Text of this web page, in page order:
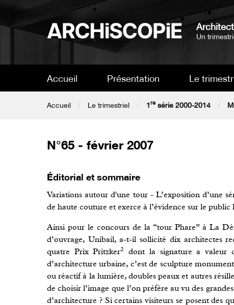
Un
Accueil Présentation Le
Accueil Le trimestriel 1re série 2000-2014
N°65 - février 2007
Éditorial et sommaire
Variations autour d'une tour - L’exposition d’une
de haute couture et exerce à l’évidence sur le
Ainsi pour le concours de la “tour Phare” à La
d’ouvrage, Unibail, a-t-il sollicité dix architectes
quatre Prix Pritzker2
dont la signature a valeur
d’architecture urbaine, c’est de sculpture
ou réactif à la lumière, doubles peaux et autres
de choisir l’image que l’on préfère au vu des
d’architecture ? Si certains visiteurs se posent des